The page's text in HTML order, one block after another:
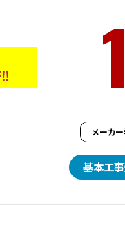
メーカ
基本工